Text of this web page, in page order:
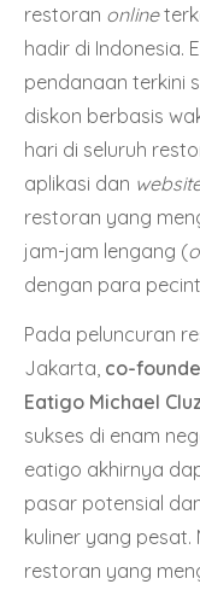
restoran online
hadir di Indonesia.
pendanaan terkini
diskon berbasis
hari di seluruh
aplikasi dan
restoran yang
jam-jam lengang (
dengan para
Pada peluncuran
Jakarta, co-
Eatigo Michael
sukses di enam
eatigo akhirnya
pasar potensial
kuliner yang pesat.
restoran yang